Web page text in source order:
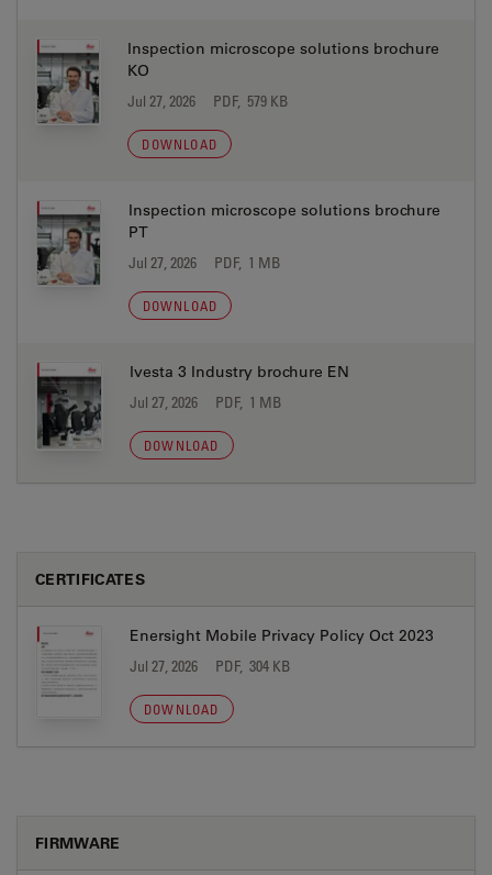
Inspection microscope solutions brochure
KO
Jul 27, 2026 PDF, 579 KB
DOWNLOAD
Inspection microscope solutions brochure
PT
Jul 27, 2026 PDF, 1 MB
DOWNLOAD
Ivesta 3 Industry brochure EN
Jul 27, 2026 PDF, 1 MB
DOWNLOAD
CERTIFICATES
Enersight Mobile Privacy Policy Oct 2023
Jul 27, 2026 PDF, 304 KB
DOWNLOAD
FIRMWARE